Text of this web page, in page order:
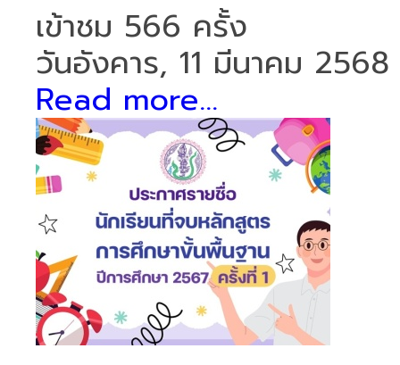
เข้าชม 566 ครั้ง
วันอังคาร, 11 มีนาคม 2568
Read more...